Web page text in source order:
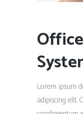
Lorem ipsum
adipiscing elit.